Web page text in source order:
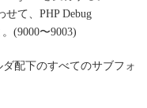
て、PHP Debug
(9000〜9003)
配下のすべてのサブフォ